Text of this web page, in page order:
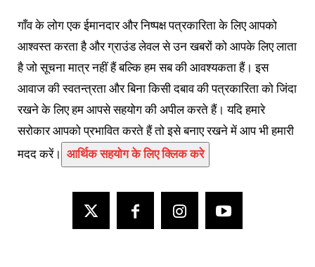
गाँव के लोग एक ईमानदार और निष्पक्ष पत्रकारिता के लिए आपको
आश्वस्त करता है और ग्राउंड लेवल से उन खबरों को आपके लिए लाता
है जो सूचना मात्र नहीं हैं बल्कि हम सब की आवश्यकता हैं। इस
आवाज की स्वतन्त्रता और बिना किसी दबाव की पत्रकारिता को जिंदा
रखने के लिए हम आपसे सहयोग की अपील करते हैं। यदि हमारे
सरोकार आपको प्रभावित करते हैं तो इसे बनाए रखने में आप भी हमारी
मदद करें। आर्थिक सहयोग के लिए क्लिक करे